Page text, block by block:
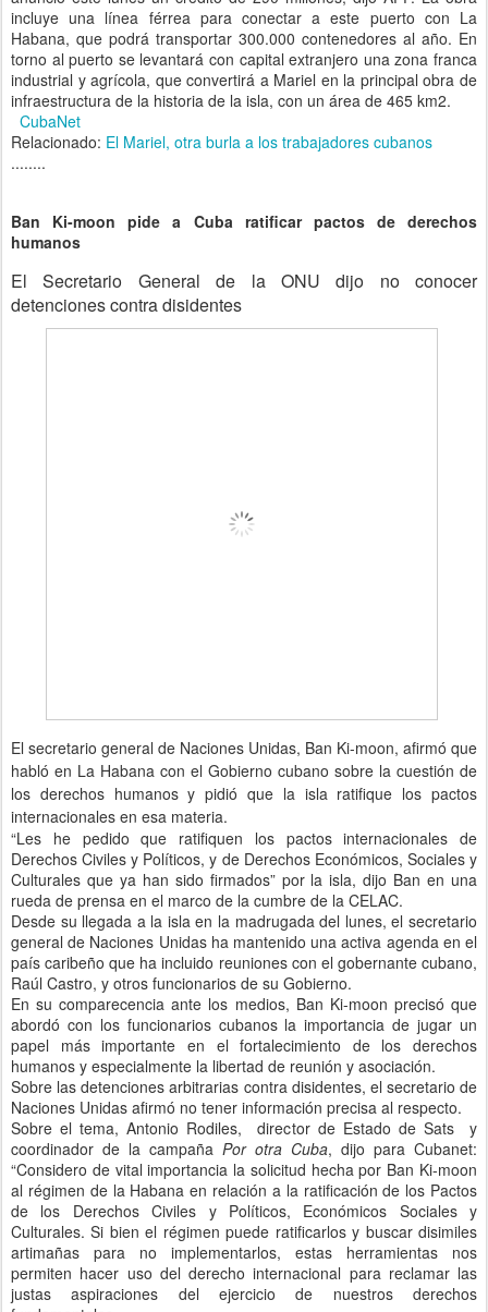
incluye una línea férrea para conectar a este puerto con La
Habana, que podrá transportar 300.000 contenedores al año. En
torno al puerto se levantará con capital extranjero una zona franca
industrial y agrícola, que convertirá a Mariel en la principal obra de
infraestructura de la historia de la isla, con un área de 465 km2.
CubaNet
Relacionado: El Mariel, otra burla a los trabajadores cubanos
........
Ban Ki-moon pide a Cuba ratificar pactos de derechos
humanos
El Secretario General de la ONU dijo no conocer
detenciones contra disidentes
El secretario general de Naciones Unidas, Ban Ki-moon, afirmó que
habló en La Habana con el Gobierno cubano sobre la cuestión de
los derechos humanos y pidió que la isla ratifique los pactos
internacionales en esa materia.
“Les he pedido que ratifiquen los pactos internacionales de
Derechos Civiles y Políticos, y de Derechos Económicos, Sociales y
Culturales que ya han sido firmados” por la isla, dijo Ban en una
rueda de prensa en el marco de la cumbre de la CELAC.
Desde su llegada a la isla en la madrugada del lunes, el secretario
general de Naciones Unidas ha mantenido una activa agenda en el
país caribeño que ha incluido reuniones con el gobernante cubano,
Raúl Castro, y otros funcionarios de su Gobierno.
En su comparecencia ante los medios, Ban Ki-moon precisó que
abordó con los funcionarios cubanos la importancia de jugar un
papel más importante en el fortalecimiento de los derechos
humanos y especialmente la libertad de reunión y asociación.
Sobre las detenciones arbitrarias contra disidentes, el secretario de
Naciones Unidas afirmó no tener información precisa al respecto.
Sobre el tema, Antonio Rodiles, director de Estado de Sats y
coordinador de la campaña Por otra Cuba, dijo para Cubanet:
“Considero de vital importancia la solicitud hecha por Ban Ki-moon
al régimen de la Habana en relación a la ratificación de los Pactos
de los Derechos Civiles y Políticos, Económicos Sociales y
Culturales. Si bien el régimen puede ratificarlos y buscar disimiles
artimañas para no implementarlos, estas herramientas nos
permiten hacer uso del derecho internacional para reclamar las
justas aspiraciones del ejercicio de nuestros derechos